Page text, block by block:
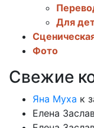
Для
Фото
Свежие
Яна Муха к
Елена